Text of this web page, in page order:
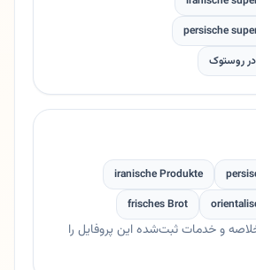
persische
در روستوک
iranische Produkte
frisches Brot
و خدمات ثبت‌شده این پروفایل را